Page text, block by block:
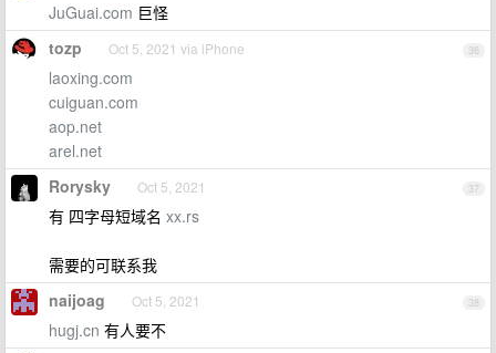
JuGuai.com 巨怪
36
tozp Oct 5, 2021 via iPhone
laoxing.com
cuiguan.com
aop.net
arel.net
37
Rorysky Oct 5, 2021
有 四字母短域名 xx.rs
需要的可联系我
38
naijoag Oct 5, 2021
hugj.cn 有人要不